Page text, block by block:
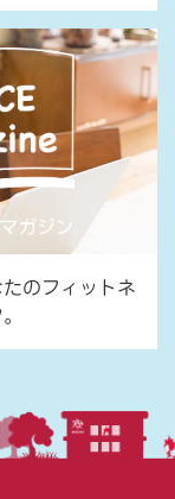
のフィットネ